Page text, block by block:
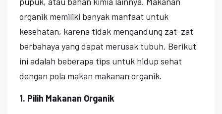
organik memiliki banyak manfaat untuk
kesehatan, karena tidak mengandung zat-zat
berbahaya yang dapat merusak tubuh. Berikut
ini adalah beberapa tips untuk hidup sehat
dengan pola makan makanan organik.
1. Pilih Makanan Organik